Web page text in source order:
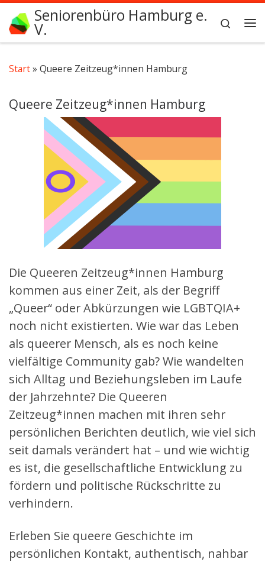
Zum Inhalt springen
Seniorenbüro Hamburg e.
V.
Search
Start» Queere Zeitzeug*innen Hamburg
Queere Zeitzeug*innen Hamburg
Die Queeren Zeitzeug*innen Hamburg
kommen aus einer Zeit, als der Begriff
„Queer“ oder Abkürzungen wie LGBTQIA+
noch nicht existierten. Wie war das Leben
als queerer Mensch, als es noch keine
vielfältige Community gab? Wie wandelten
sich Alltag und Beziehungsleben im Laufe
der Jahrzehnte? Die Queeren
Zeitzeug*innen machen mit ihren sehr
persönlichen Berichten deutlich, wie viel sich
seit damals verändert hat – und wie wichtig
es ist, die gesellschaftliche Entwicklung zu
fördern und politische Rückschritte zu
verhindern.
Erleben Sie queere Geschichte im
persönlichen Kontakt, authentisch, nahbar